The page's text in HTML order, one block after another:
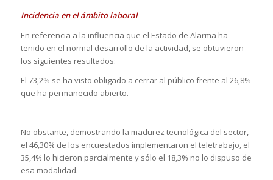
Incidencia en el ámbito laboral
En referencia a la influencia que el Estado de Alarma ha
tenido en el normal desarrollo de la actividad, se obtuvieron
los siguientes resultados:
El 73,2% se ha visto obligado a cerrar al público frente al 26,8%
que ha permanecido abierto.
No obstante, demostrando la madurez tecnológica del sector,
el 46,30% de los encuestados implementaron el teletrabajo, el
35,4% lo hicieron parcialmente y sólo el 18,3% no lo dispuso de
esa modalidad.